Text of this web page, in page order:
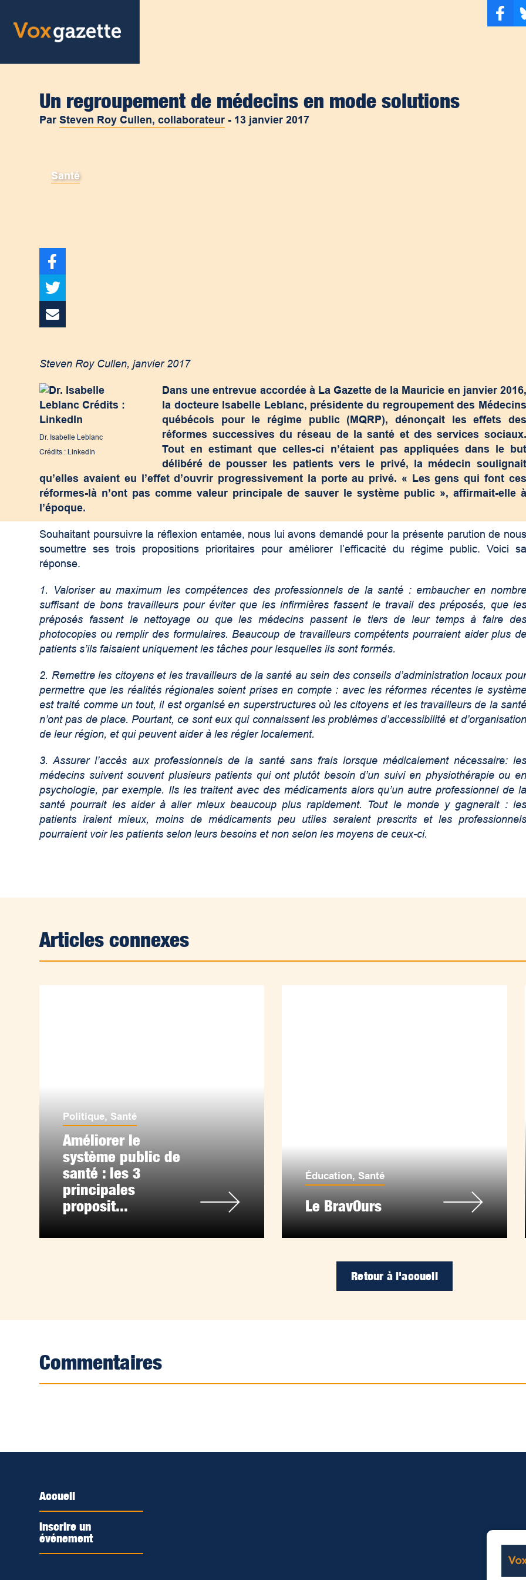
Un regroupement de médecins en mode solutions
ParSteven Roy Cullen, collaborateur - 13 janvier 2017
Santé
Steven Roy Cullen, janvier 2017
Dr. Isabelle Leblanc
Crédits : LinkedIn
Dans une entrevue accordée à La Gazette de la Mauricie en janvier 2016,
la docteure Isabelle Leblanc, présidente du regroupement des Médecins
québécois pour le régime public (MQRP), dénonçait les effets des
réformes successives du réseau de la santé et des services sociaux.
Tout en estimant que celles-ci n’étaient pas appliquées dans le but
délibéré de pousser les patients vers le privé, la médecin soulignait
qu’elles avaient eu l’effet d’ouvrir progressivement la porte au privé. « Les gens qui font ces
réformes-là n’ont pas comme valeur principale de sauver le système public », affirmait-elle à
l’époque.
Souhaitant poursuivre la réflexion entamée, nous lui avons demandé pour la présente parution de nous
soumettre ses trois propositions prioritaires pour améliorer l’efficacité du régime public. Voici sa
réponse.
1. Valoriser au maximum les compétences des professionnels de la santé : embaucher en nombre
suffisant de bons travailleurs pour éviter que les infirmières fassent le travail des préposés, que les
préposés fassent le nettoyage ou que les médecins passent le tiers de leur temps à faire des
photocopies ou remplir des formulaires. Beaucoup de travailleurs compétents pourraient aider plus de
patients s’ils faisaient uniquement les tâches pour lesquelles ils sont formés.
2. Remettre les citoyens et les travailleurs de la santé au sein des conseils d’administration locaux pour
permettre que les réalités régionales soient prises en compte : avec les réformes récentes le système
est traité comme un tout, il est organisé en superstructures où les citoyens et les travailleurs de la santé
n’ont pas de place. Pourtant, ce sont eux qui connaissent les problèmes d’accessibilité et d’organisation
de leur région, et qui peuvent aider à les régler localement.
3. Assurer l’accès aux professionnels de la santé sans frais lorsque médicalement nécessaire: les
médecins suivent souvent plusieurs patients qui ont plutôt besoin d’un suivi en physiothérapie ou en
psychologie, par exemple. Ils les traitent avec des médicaments alors qu’un autre professionnel de la
santé pourrait les aider à aller mieux beaucoup plus rapidement. Tout le monde y gagnerait : les
patients iraient mieux, moins de médicaments peu utiles seraient prescrits et les professionnels
pourraient voir les patients selon leurs besoins et non selon les moyens de ceux-ci.
Articles connexes
Politique, Santé
Améliorer le
système public de
santé : les 3
principales
proposit...
Éducation,Santé
Le BravOurs
Retour à l'accueil
Commentaires
Accueil
Inscrire un
événement